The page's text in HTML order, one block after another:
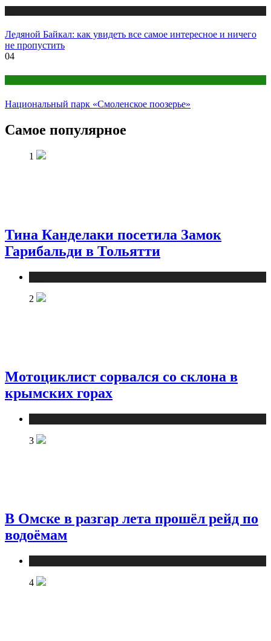
Ледяной Байкал: как увидеть все самое интересное и ничего
не пропустить
04
Национальный парк «Смоленское поозерье»
Самое популярное
1
Тина Канделаки посетила Замок
Гарибальди в Тольятти
2
Мотоциклист сорвался со склона в
крымских горах
3
В Омске в разгар лета прошёл рейд по
водоёмам
4